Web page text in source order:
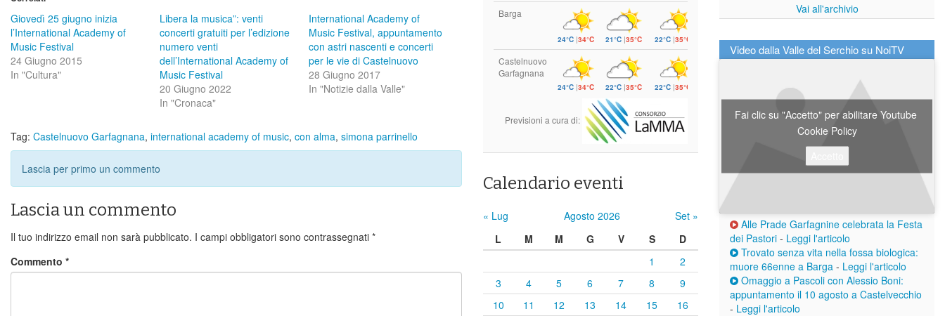
Giovedì 25 giugno inizia
l’International Academy of
Music Festival
24 Giugno 2015
In "Cultura"
Libera la musica”: venti
concerti gratuiti per l’edizione
numero venti
dell’International Academy of
Music Festival
20 Giugno 2022
In "Cronaca"
International Academy of
Music Festival, appuntamento
con astri nascenti e concerti
per le vie di Castelnuovo
28 Giugno 2017
In "Notizie dalla Valle"
Tag: Castelnuovo Garfagnana, international academy of music, con alma, simona parrinello
Lascia per primo un commento
Lascia un commento
Il tuo indirizzo email non sarà pubblicato. I campi obbligatori sono contrassegnati *
Commento *
Barga
24°C |34°C 21°C |35°C 22°C |35°C
Castelnuovo
Garfagnana
24°C |34°C 22°C |35°C 22°C |35°C
Previsioni a cura di:
Calendario eventi
« Lug Agosto 2026
Set »
L
M M G V S
D
1
2
3
4 5 6 7 8
9
10
11 12 13 14 15
16
Vai all'archivio
Video dalla Valle del Serchio su NoiTV
Fai clic su "Accetto" per abilitare Youtube
Cookie Policy
Alle Prade Garfagnine celebrata la Festa
dei Pastori - Leggi l'articolo
Trovato senza vita nella fossa biologica:
muore 66enne a Barga - Leggi l'articolo
Omaggio a Pascoli con Alessio Boni:
appuntamento il 10 agosto a Castelvecchio
- Leggi l'articolo